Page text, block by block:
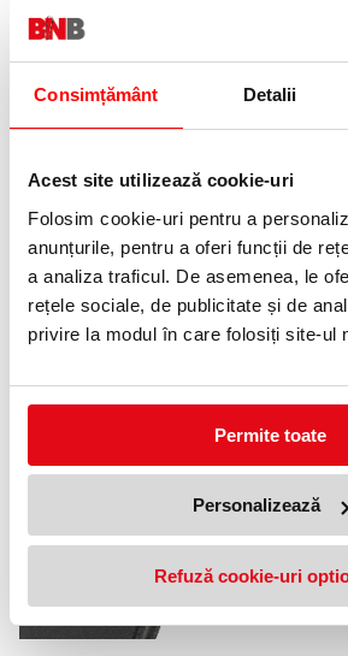
Consimțământ Detalii
Acest site utilizează cookie-uri
Folosim cookie-uri pentru a
anunțurile, pentru a oferi funcții de
a analiza traficul. De asemenea, le
rețele sociale, de publicitate și de
privire la modul în care folosiți site-ul
Permite toate
Personalizează
Refuză cookie-uri